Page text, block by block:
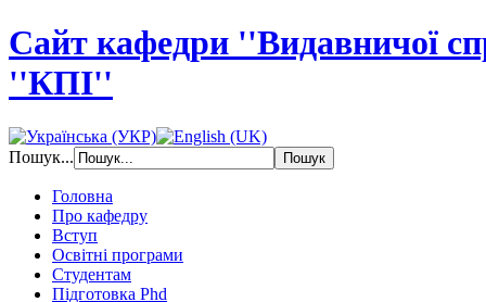
Сайт кафедри ''Видавничої
''КПІ''
Пошук...
Головна
Про кафедру
Вступ
Освітні програми
Студентам
Підготовка Phd